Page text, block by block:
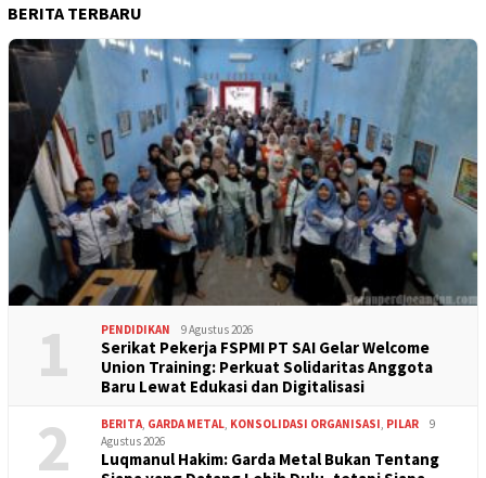
BERITA TERBARU
1 PENDIDIKAN 9 Agustus 2026
Serikat Pekerja FSPMI PT SAI Gelar Welcome
Union Training: Perkuat Solidaritas Anggota
Baru Lewat Edukasi dan Digitalisasi
2 BERITA GARDA METAL KONSOLIDASI ORGANISASI PILAR
9
Agustus 2026
Luqmanul Hakim: Garda Metal Bukan Tentang